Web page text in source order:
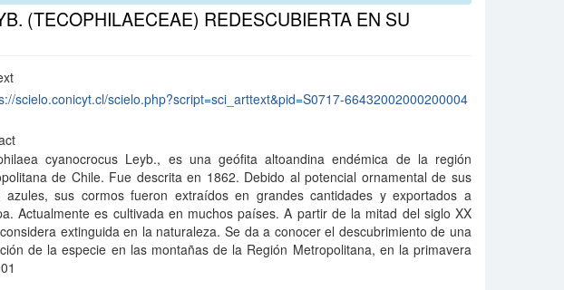
(TECOPHILAECEAE) REDESCUBIERTA EN SU
scielo.conicyt.cl/scielo.php?script=sci_arttext&pid=S0717-66432002000200004
cyanocrocus Leyb., es una geófita altoandina endémica de la región
de Chile. Fue descrita en 1862. Debido al potencial ornamental de sus
azules, sus cormos fueron extraídos en grandes cantidades y exportados a
Actualmente es cultivada en muchos países. A partir de la mitad del siglo XX
extinguida en la naturaleza. Se da a conocer el descubrimiento de una
de la especie en las montañas de la Región Metropolitana, en la primavera